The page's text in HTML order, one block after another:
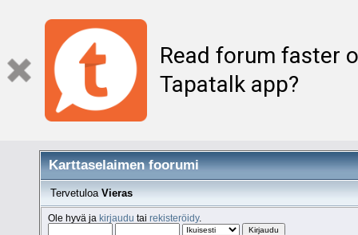
Read forum faster
Tapatalk app?
Karttaselaimen foorumi
Tervetuloa Vieras
Ole hyvä jakirjaudu tairekisteröidy.